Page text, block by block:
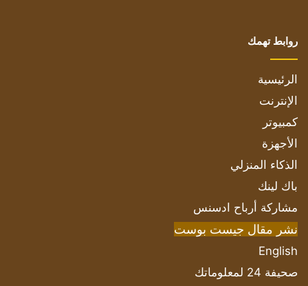
روابط تهمك
الرئيسية
الإنترنت
كمبيوتر
الأجهزة
الذكاء المنزلي
باك لينك
مشاركة أرباح ادسنس
نشر مقال جيست بوست
English
صحيفة 24 لمعلوماتك